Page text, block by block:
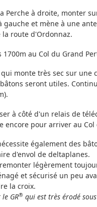
Perche à droite, monter
et mène à une
route d'Ordonnaz.
au Col du Grand
qui monte très sec sur une
seront utiles.
à côté d'un relais de
pour arriver au Col
également des
d'envol de deltaplanes.
légèrement
et sécurisé un peu
la croix.
GR®qui est très érodé